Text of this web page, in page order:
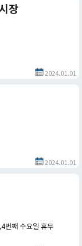
장
2024.01.01
2024.01.01
번째 수요일 휴무